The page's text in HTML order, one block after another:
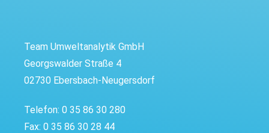
Team Umweltanalytik GmbH
Georgswalder Straße 4
02730 Ebersbach-Neugersdorf
Telefon: 0 35 86 30 280
Fax: 0 35 86 30 28 44